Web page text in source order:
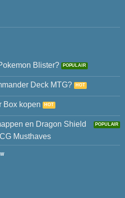
Blister?
Deck MTG?
Box kopen
en Dragon Shield
Musthaves